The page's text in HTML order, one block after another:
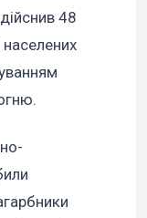
48
населених